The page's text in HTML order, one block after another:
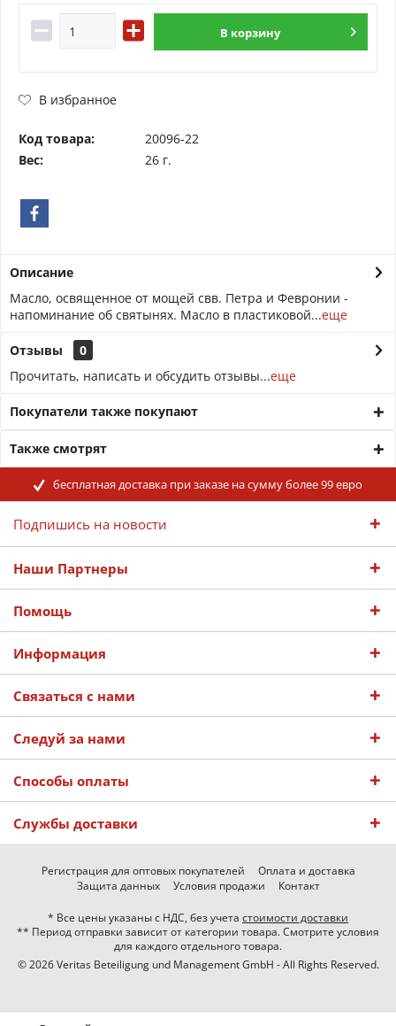
В корзину
В избранное
Код товара:
20096-22
Вес:
26 г.
Описание
Масло, освященное от мощей свв. Петра и Февронии -
напоминание об святынях. Масло в пластиковой...еще
Отзывы
0
Прочитать, написать и обсудить отзывы...еще
Покупатели также покупают
Также смотрят
бесплатная доставка при заказе на сумму более 99 евро
Подпишись на новости
Наши Партнеры
Помощь
Информация
Связаться с нами
Следуй за нами
Способы оплаты
Службы доставки
Регистрация для оптовых покупателей
Оплата и доставка
Защита данных
Условия продажи Контакт
* Все цены указаны с НДС, без учета стоимости доставки
** Период отправки зависит от категории товара. Смотрите условия
для каждого отдельного товара.
© 2026 Veritas Beteiligung und Management GmbH - All Rights Reserved.